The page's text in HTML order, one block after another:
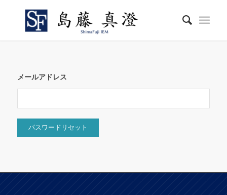
メールアドレス